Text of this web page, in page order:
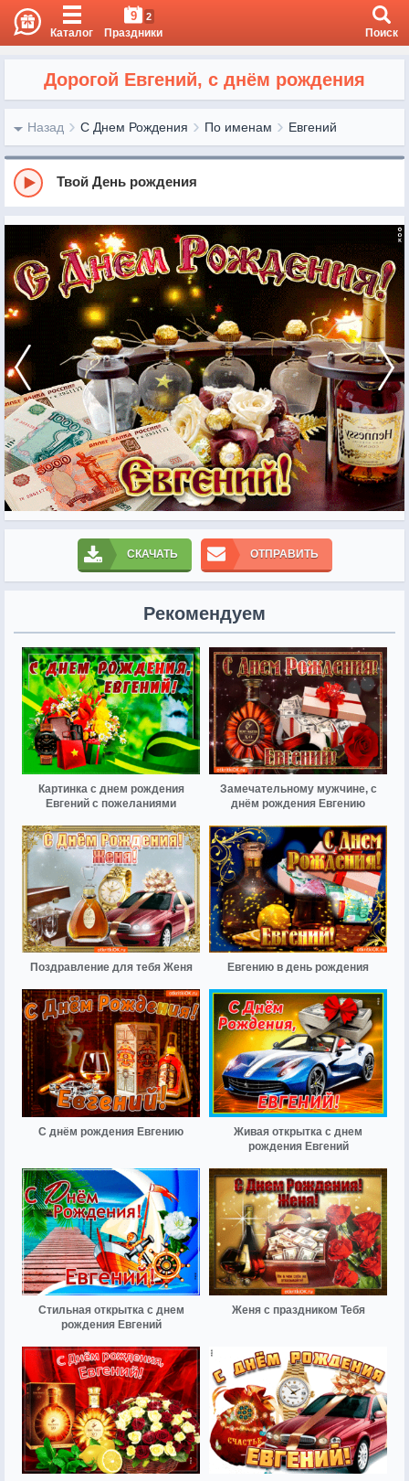
Каталог
9 2
Праздники Поиск
Дорогой Евгений, с днём рождения
Назад С Днем Рождения По именам Евгений
Твой День рождения
СКАЧАТЬ ОТПРАВИТЬ
Рекомендуем
Картинка с днем рождения
Евгений с пожеланиями
Замечательному мужчине, с
днём рождения Евгению
Поздравление для тебя Женя Евгению в день рождения
С днём рождения Евгению
Живая открытка с днем
рождения Евгений
Стильная открытка с днем
рождения Евгений
Женя с праздником Тебя